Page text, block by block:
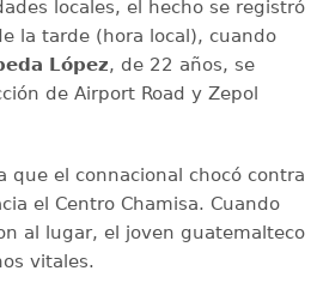
locales, el hecho se registró
la tarde (hora local), cuando
López, de 22 años, se
de Airport Road y Zepol
que el connacional chocó contra
el Centro Chamisa. Cuando
al lugar, el joven guatemalteco
vitales.